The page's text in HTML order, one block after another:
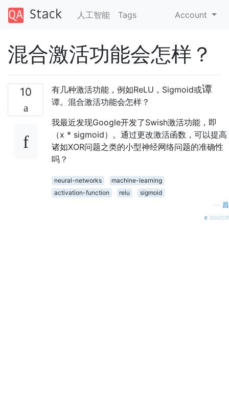
人工智能 Tags Account
混合激活功能会怎样？
10 有几种激活功能，例如ReLU，Sigmoid或谭
谭。混合激活功能会怎样？
我最近发现Google开发了Swish激活功能，即
（x * sigmoid）。通过更改激活函数，可以提高
诸如XOR问题之类的小型神经网络问题的准确性
吗？
neural-networks
machine-learning
activation-function
relu
sigmoid
昌
source